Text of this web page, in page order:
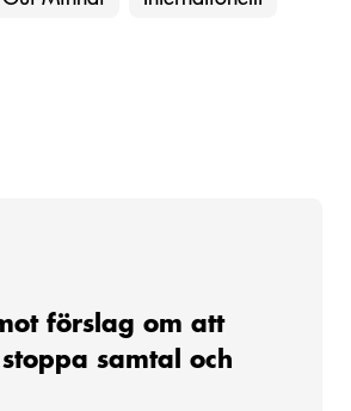
förslag om att
samtal och